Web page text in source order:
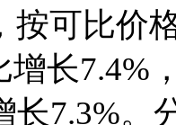
按可比价
长7.4%
长7.3%。